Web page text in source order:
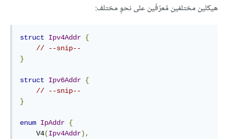
هيكلين مختلفين مُعرّفَين على نحوٍ مختلف:
struct Ipv4Addr {
// --snip--
}
struct Ipv6Addr {
// --snip--
}
enum IpAddr {
    V4
(Ipv4Addr),